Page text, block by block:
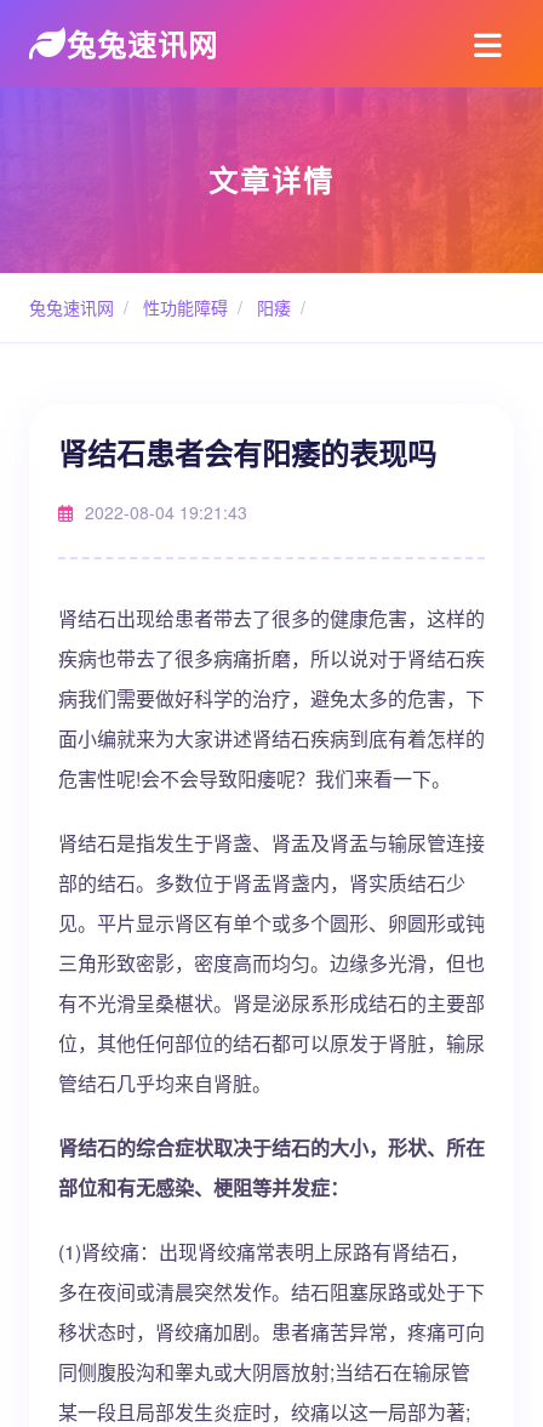
兔兔速讯网
文章详情
兔兔速讯网 / 性功能障碍 / 阳痿 /
肾结石患者会有阳痿的表现吗
2022-08-04 19:21:43
肾结石出现给患者带去了很多的健康危害，这样的
疾病也带去了很多病痛折磨，所以说对于肾结石疾
病我们需要做好科学的治疗，避免太多的危害，下
面小编就来为大家讲述肾结石疾病到底有着怎样的
危害性呢!会不会导致阳痿呢？我们来看一下。
肾结石是指发生于肾盏、肾盂及肾盂与输尿管连接
部的结石。多数位于肾盂肾盏内，肾实质结石少
见。平片显示肾区有单个或多个圆形、卵圆形或钝
三角形致密影，密度高而均匀。边缘多光滑，但也
有不光滑呈桑椹状。肾是泌尿系形成结石的主要部
位，其他任何部位的结石都可以原发于肾脏，输尿
管结石几乎均来自肾脏。
肾结石的综合症状取决于结石的大小，形状、所在
部位和有无感染、梗阻等并发症：
(1)肾绞痛：出现肾绞痛常表明上尿路有肾结石，
多在夜间或清晨突然发作。结石阻塞尿路或处于下
移状态时，肾绞痛加剧。患者痛苦异常，疼痛可向
同侧腹股沟和睾丸或大阴唇放射;当结石在输尿管
某一段且局部发生炎症时，绞痛以这一局部为著;